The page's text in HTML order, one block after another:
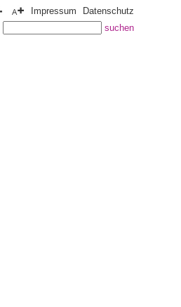
Impressum
Datenschutz